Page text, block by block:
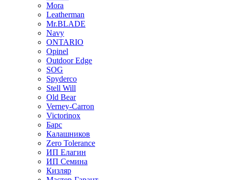
Mora
Leatherman
Mr.BLADE
Navy
ONTARIO
Opinel
Outdoor Edge
SOG
Spyderco
Stell Will
Old Bear
Verney-Carron
Victorinox
Барс
Калашников
Zero Tolerance
ИП Елагин
ИП Семина
Кизляр